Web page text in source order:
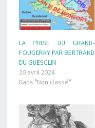
LA PRISE DU GRAND-
FOUGERAY PAR BERTRAND
DU GUESCLIN
20 avril 2024
Dans "Non classé"